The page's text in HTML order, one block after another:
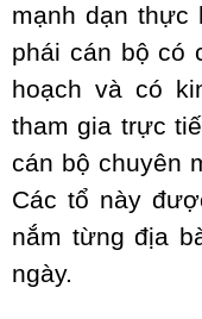
mạnh dạn thực
phái cán bộ có
hoạch và có
tham gia trực
cán bộ chuyên
Các tổ này
nắm từng địa
ngày.